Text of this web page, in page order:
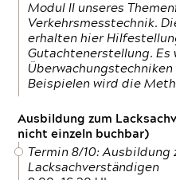
Modul II unseres
Verkehrsmesstechnik.
erhalten hier
Gutachtenerstellung. Es
Beispielen wird die
Ausbildung zum
nicht einzeln buchbar)
Termin 8/10: Ausbildung
Lacksachverständigen